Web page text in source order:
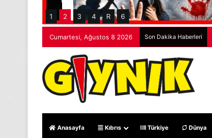
1 2 3 4 R 6
Cumartesi, Ağustos 8 2026 Son Dakika Haberleri
Anasayfa Kıbrıs Türkiye Dünya